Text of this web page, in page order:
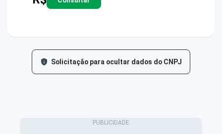
Solicitação para ocultar dados do CNPJ